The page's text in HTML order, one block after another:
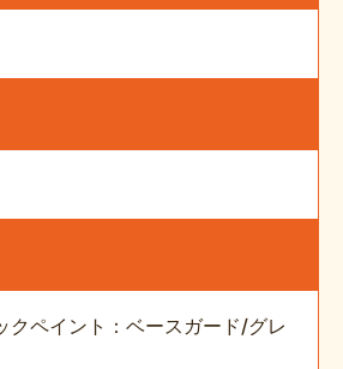
クペイント：ベースガード/グレ